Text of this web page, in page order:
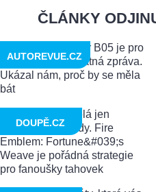
ČLÁNKY
AUTOREVUE.CZ
DOUPĚ.CZ